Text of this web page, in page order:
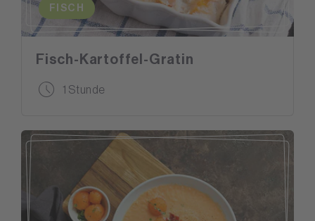
FISCH
Fisch-Kartoffel-Gratin
1 Stunde